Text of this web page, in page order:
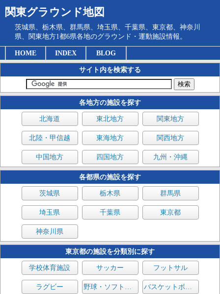
関東グラウンド地図
茨城県、栃木県、群馬県、埼玉県、千葉県、東京都、神奈川
県、関東地方1都6県各地のグラウンド・運動施設情報。
HOME INDEX BLOG
サイト内を検索する
各地方の施設を探す
北海道 東北地方 関東地方
北陸・甲信越 東海地方 関西地方
中国地方 四国地方 九州・沖縄
各都県の施設を探す
茨城県 栃木県 群馬県
埼玉県 千葉県 東京都
神奈川県
東京都の施設を分類別に探す
学校体育施設 サッカー フットサル
ラグビー 野球・ソフトボール バスケットボール